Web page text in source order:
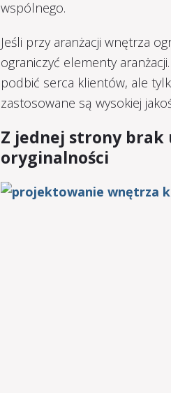
wspólnego.
Jeśli przy aranżacji wnętrza
ograniczyć elementy
podbić serca klientów, ale
zastosowane są wysokiej
Z jednej strony
oryginalności